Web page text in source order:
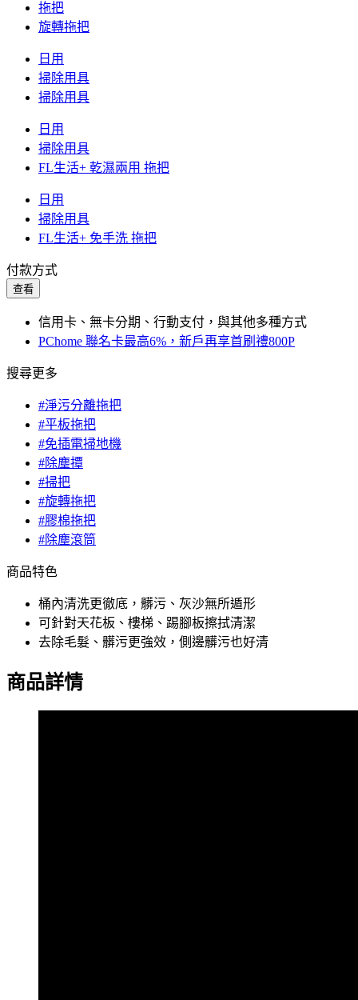
拖把
旋轉拖把
日用
掃除用具
掃除用具
日用
掃除用具
FL生活+ 乾濕兩用 拖把
日用
掃除用具
FL生活+ 免手洗 拖把
付款方式
查看
信用卡、無卡分期、行動支付，與其他多種方式
PChome 聯名卡最高6%，新戶再享首刷禮800P
搜尋更多
#淨污分離拖把
#平板拖把
#免插電掃地機
#除塵撢
#掃把
#旋轉拖把
#膠棉拖把
#除塵滾筒
商品特色
桶內清洗更徹底，髒污、灰沙無所遁形
可針對天花板、樓梯、踢腳板擦拭清潔
去除毛髮、髒污更強效，側邊髒污也好清
商品詳情